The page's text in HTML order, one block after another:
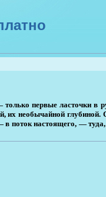
только первые ласточки в
их необычайной
поток настоящего, —